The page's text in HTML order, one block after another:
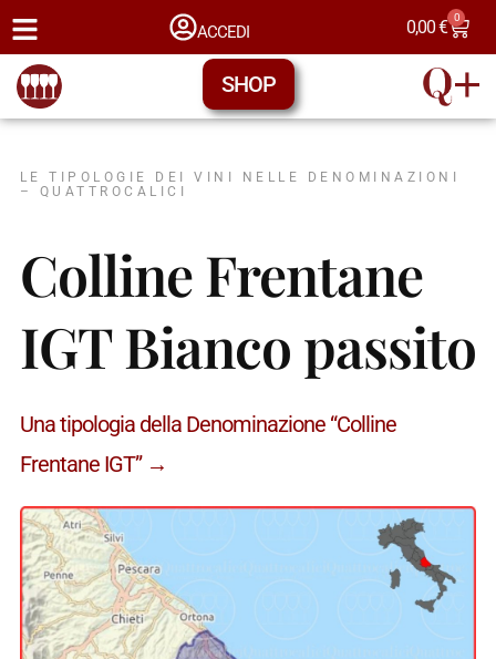
ACCEDI 0,00€ 0
SHOP
LE TIPOLOGIE DEI VINI NELLE DENOMINAZIONI
– QUATTROCALICI
Colline Frentane
IGT Bianco passito
Una tipologia della Denominazione “Colline
Frentane IGT” →